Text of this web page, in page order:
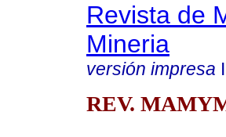
Revista de
Mineria
versión impresa
REV.